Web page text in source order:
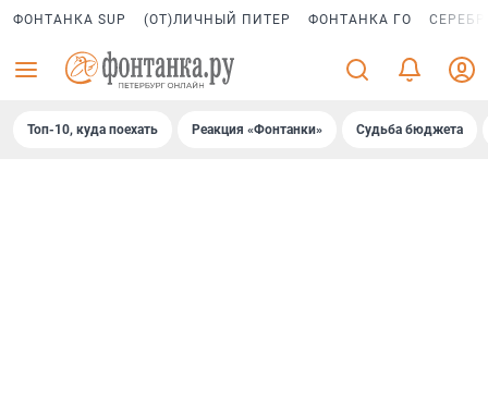
ФОНТАНКА SUP (ОТ)ЛИЧНЫЙ ПИТЕР ФОНТАНКА ГО
Топ-10, куда поехать Реакция «Фонтанки» Судьба бюджета